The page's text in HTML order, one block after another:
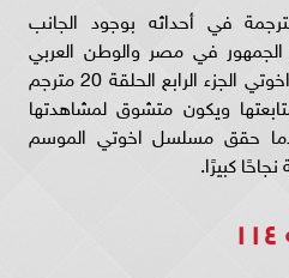
مسلسل اخوتي١١٤ مترجمة في أحداثه بوجود الجانب
الجمهور في مصر والوطن العربي
ينجذب إليها وخاصة مسلسل اخوتي الجزء الرابع الحلقة 20 مترجم
ويكون متشوق لمشاهدتها
حقق مسلسل اخوتي الموسم